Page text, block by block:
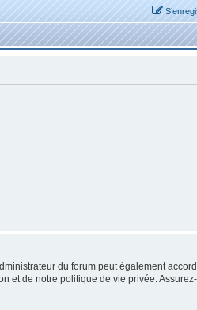
du forum peut également
et de notre politique de vie privée.